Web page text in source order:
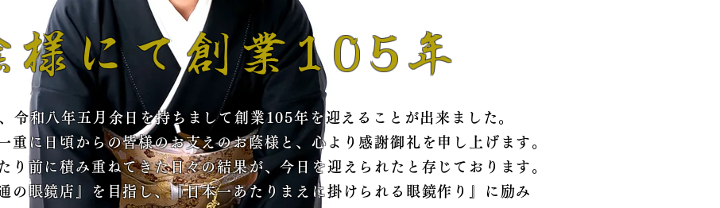
令和八年五月余日を持ちまして創業105年を迎えることが出来ました。
重 に日頃からの皆様のお支えのお蔭様と、心 より感謝御礼を申し上げます。
り 前に積み重ねてきた日々の結果が、今日を 迎えられたと存じております。
の 眼鏡店』を目指し、『日本一あたりまえに掛けられる眼鏡作り』に励み
様にて創業105年